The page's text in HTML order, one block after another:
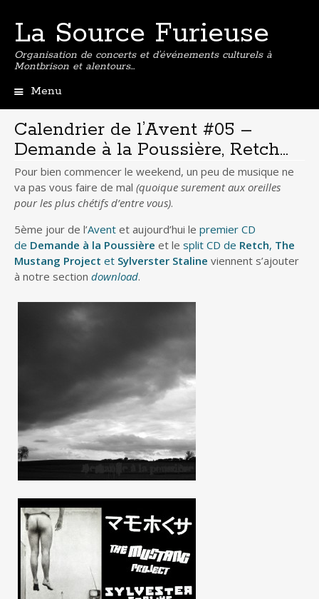
La Source Furieuse
Organisation de concerts et d’événements culturels à
Montbrison et alentours…
Menu
contenu
principal
Calendrier de l’Avent #05 –
Demande à la Poussière, Retch…
Pour bien commencer le weekend, un peu de musique ne
va pas vous faire de mal (quoique surement aux oreilles
pour les plus chétifs d’entre vous).
5ème jour de l’Avent et aujourd’hui le premier CD
de Demande à la Poussière et le split CD de Retch, The
Mustang Project et Sylverster Staline viennent s’ajouter
à notre section download.